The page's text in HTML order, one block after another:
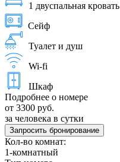
1 двуспальная кровать
Сейф
Туалет и душ
Wi-fi
Шкаф
Подробнее о номере
от 3300 руб.
за человека в сутки
Запросить бронирование
Кол-во комнат:
1-комнатный